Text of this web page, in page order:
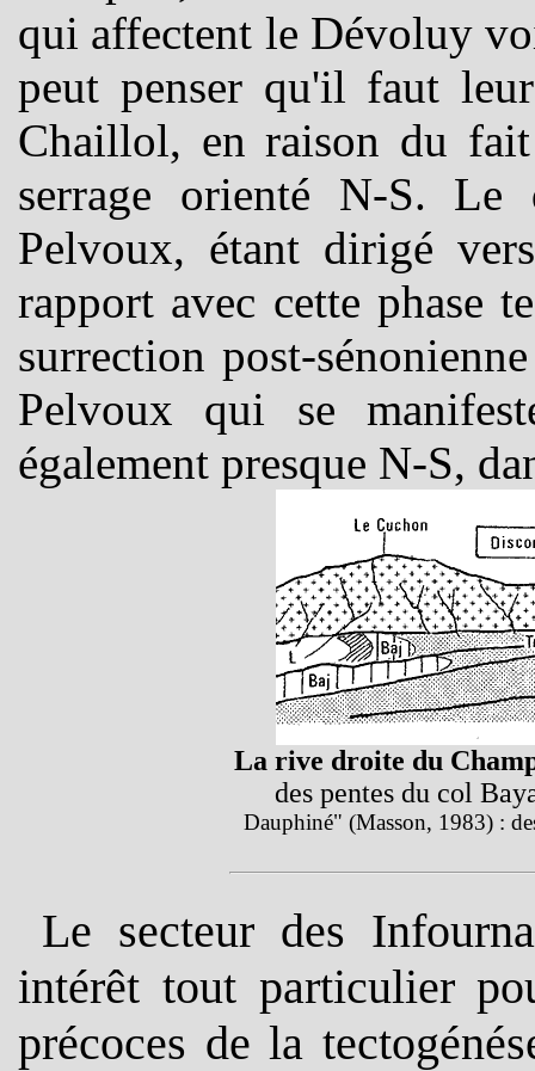
qui affectent le Dévoluy
peut penser qu'il faut
Chaillol, en raison du
serrage orienté N-S. Le
Pelvoux, étant dirigé
rapport avec cette phase
surrection post-
Pelvoux qui se
également presque N-S,
La rive droite du
des pentes du col
Dauphiné" (Masson, 1983) :
Le secteur des
intérêt tout particulier
précoces de la